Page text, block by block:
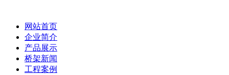
网站首页
企业简介
产品展示
桥架新闻
工程案例